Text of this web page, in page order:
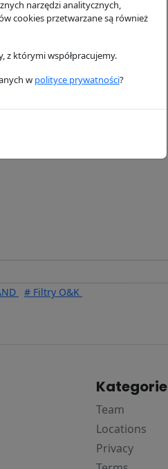
# Filtry O&K
Kategorie
Team
Locations
Privacy
narzędzi analitycznych,
cookies przetwarzane są również
z którymi współpracujemy.
w polityce prywatności?